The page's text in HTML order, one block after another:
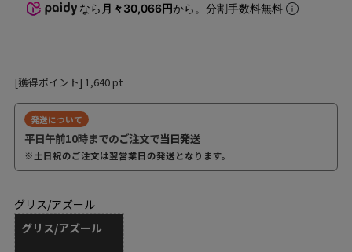
なら 月々30,066円から。分割手数料無料
[獲得ポイント] 1,640 pt
発送について
平日午前10時までのご注文で当日発送
※土日祝のご注文は翌営業日の発送となります。
グリス/アズール
グリス/アズール